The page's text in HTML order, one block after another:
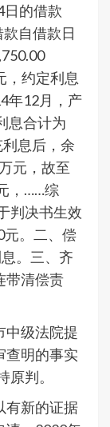
日的借款
自借款日
，约定利息
年12月，产
息合计为
息后，余
元，故至
，……综
判决书生效
元。二、偿
。三、齐
带清偿责
中级法院提
查明的事实
判。
有新的证据